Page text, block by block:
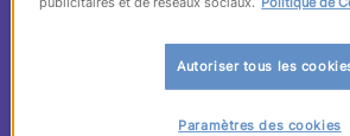
recruteurs, ce
les métiers…
Autoriser tous les
Paramètres des cookies